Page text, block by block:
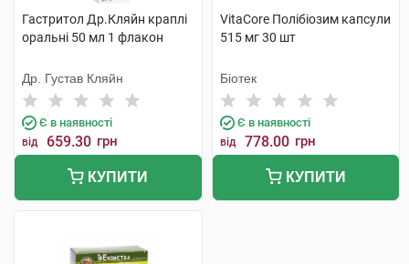
Гастритол Др.Кляйн краплі
оральні 50 мл 1 флакон
Др. Густав Кляйн
Є в наявності
від 659.30 грн
КУПИТИ
VitaCore Полібіозим капсули
515 мг 30 шт
Біотек
Є в наявності
від 778.00 грн
КУПИТИ